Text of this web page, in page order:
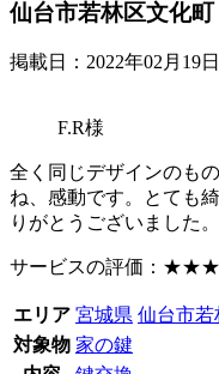
仙台市若林区文化町
掲載日：2022年02月19日
F.R様
全く同じデザインのも
ね、感動です。とても
りがとうございました。
サービスの評価：
エリア 宮城県 仙台市若
対象物 家の鍵